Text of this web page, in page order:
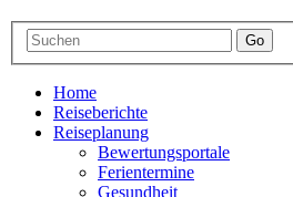
Go
Home
Reiseberichte
Reiseplanung
Bewertungsportale
Ferientermine
Gesundheit